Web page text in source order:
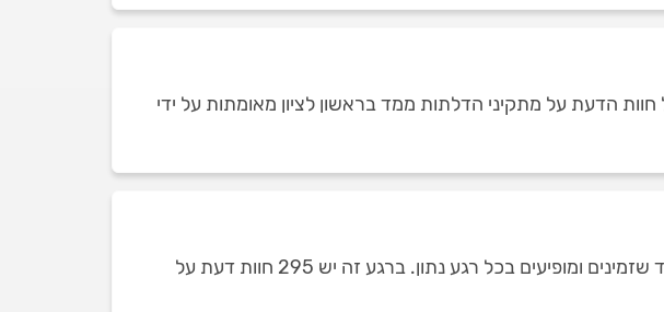
הדעת על מתקיני הדלתות ממד בראשון לציון מאומתות על ידי
כמות חוות הדעת על מתקיני דלתות ממד בראשון לציון תלויה בכמות מתקיני הדלתות ממד שזמינים ומופיעים בכל רגע נתון. ברגע זה יש 295 חוות דעת על